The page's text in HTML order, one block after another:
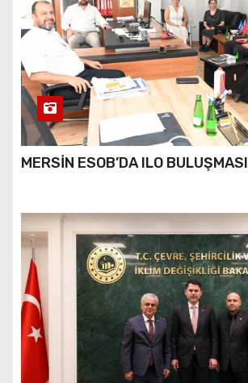
MERSİN ESOB’DA ILO BULUŞMASI